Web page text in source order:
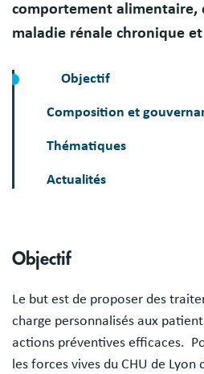
comportement alimentaire,
maladie rénale chronique
Objectif
Composition et
Thématiques
Actualités
Sections
Objectif
Le but est de proposer des
charge personnalisés aux
actions préventives efficaces.
les forces vives du CHU de